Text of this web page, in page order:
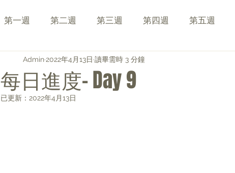
第一週 第二週 第三週 第四週 第五週
第十週
每日進度- Day 9
Admin 2022年4月13日 讀畢需時 3 分鐘
已更新： 2022年4月13日